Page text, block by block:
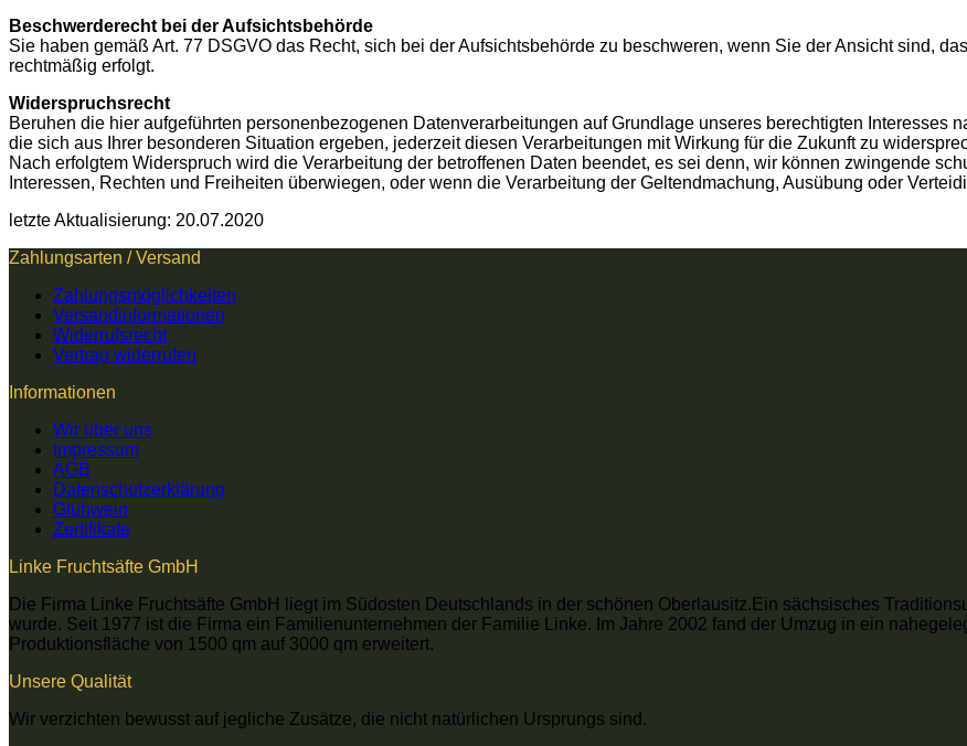
Beschwerderecht bei der Aufsichtsbehörde
Sie haben gemäß Art. 77 DSGVO das Recht, sich bei der Aufsichtsbehörde zu beschweren, wenn Sie der Ansicht sind,
rechtmäßig erfolgt.
Widerspruchsrecht
Beruhen die hier aufgeführten personenbezogenen Datenverarbeitungen auf Grundlage unseres berechtigten Interesses
die sich aus Ihrer besonderen Situation ergeben, jederzeit diesen Verarbeitungen mit Wirkung für die Zukunft zu
Nach erfolgtem Widerspruch wird die Verarbeitung der betroffenen Daten beendet, es sei denn, wir können zwingende
Interessen, Rechten und Freiheiten überwiegen, oder wenn die Verarbeitung der Geltendmachung, Ausübung oder
letzte Aktualisierung: 20.07.2020
Zahlungsarten / Versand
Zahlungsmöglichkeiten
Versandinformationen
Widerrufsrecht
Vertrag widerrufen
Informationen
Wir über uns
Impressum
AGB
Datenschutzerklärung
Glühwein
Zertifikate
Linke Fruchtsäfte GmbH
Die Firma Linke Fruchtsäfte GmbH liegt im Südosten Deutschlands in der schönen Oberlausitz.Ein sächsisches
wurde. Seit 1977 ist die Firma ein Familienunternehmen der Familie Linke. Im Jahre 2002 fand der Umzug in ein
Produktionsfläche von 1500 qm auf 3000 qm erweitert.
Unsere Qualität
Wir verzichten bewusst auf jegliche Zusätze, die nicht natürlichen Ursprungs sind.